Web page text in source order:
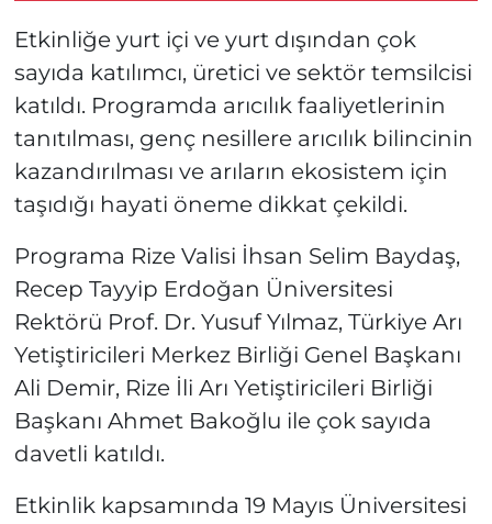
Etkinliğe yurt içi ve yurt dışından çok
sayıda katılımcı, üretici ve sektör temsilcisi
katıldı. Programda arıcılık faaliyetlerinin
tanıtılması, genç nesillere arıcılık bilincinin
kazandırılması ve arıların ekosistem için
taşıdığı hayati öneme dikkat çekildi.
Programa Rize Valisi İhsan Selim Baydaş,
Recep Tayyip Erdoğan Üniversitesi
Rektörü Prof. Dr. Yusuf Yılmaz, Türkiye Arı
Yetiştiricileri Merkez Birliği Genel Başkanı
Ali Demir, Rize İli Arı Yetiştiricileri Birliği
Başkanı Ahmet Bakoğlu ile çok sayıda
davetli katıldı.
Etkinlik kapsamında 19 Mayıs Üniversitesi